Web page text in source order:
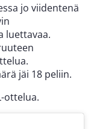
jo viidentenä
luettavaa.
jäi 18 peliin.
ottelua.